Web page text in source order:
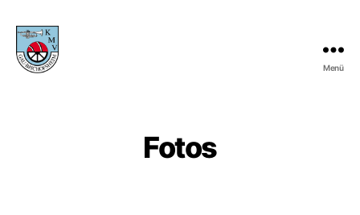
Menü
Fotos